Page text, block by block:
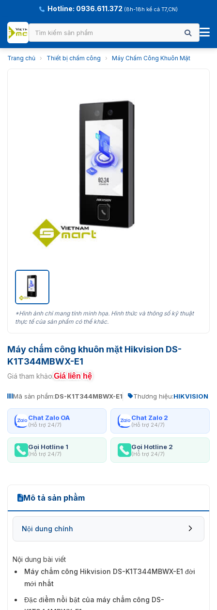
Hotline: 0936.611.372 (8h-18h kể cả T7,CN)
Trang chủ › Thiết bị chấm công › Máy Chấm Công Khuôn Mặt
*Hình ảnh chỉ mang tính minh họa. Hình thức và thông số kỹ thuật
thực tế của sản phẩm có thể khác.
Máy chấm công khuôn mặt Hikvision DS-
K1T344MBWX-E1
Giá tham khảo:Giá liên hệ
Mã sản phẩm:DS-K1T344MBWX-E1 Thương hiệu:HIKVISION
Chat Zalo OA
(Hỗ trợ 24/7)
Chat Zalo 2
(Hỗ trợ 24/7)
Gọi Hotline 1
(Hỗ trợ 24/7)
Gọi Hotline 2
(Hỗ trợ 24/7)
Mô tả sản phẩm
Nội dung chính
Nội dung bài viết
Máy chấm công Hikvision DS-K1T344MBWX-E1 đời
mới nhất
Đặc điểm nổi bật của máy chấm công DS-